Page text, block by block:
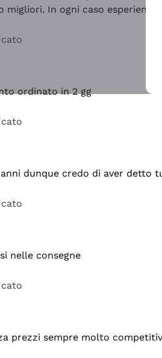
migliori. In ogni caso esperienza
ordinato in 2 gg
dunque credo di aver detto
nelle consegne
prezzi sempre molto